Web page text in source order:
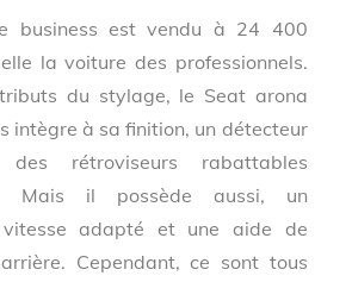
business est vendu à 24 400
la voiture des professionnels.
du stylage, le Seat arona
intègre à sa finition, un détecteur
rétroviseurs rabattables
Mais il possède aussi, un
adapté et une aide de
Cependant, ce sont tous